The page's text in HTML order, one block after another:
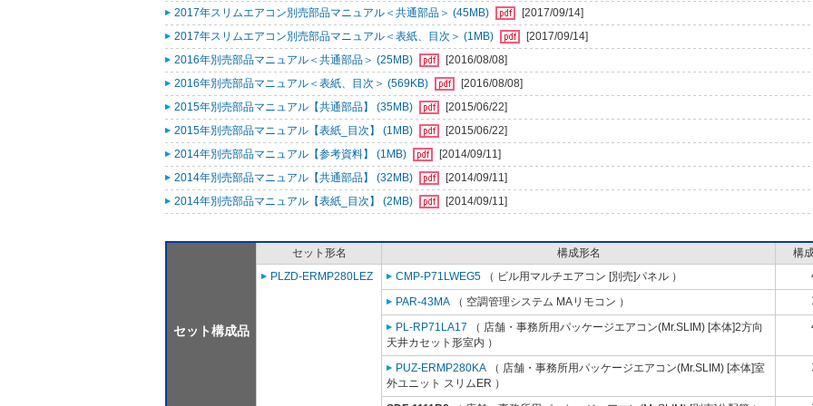
2017年スリムエアコン別売部品マニュアル＜共通部品＞ (45MB)
[2017/09/14]
2017年スリムエアコン別売部品マニュアル＜表紙、目次＞ (1MB)
[2017/09/14]
2016年別売部品マニュアル＜共通部品＞ (25MB)
[2016/08/08]
2016年別売部品マニュアル＜表紙、目次＞ (569KB)
[2016/08/08]
2015年別売部品マニュアル【共通部品】 (35MB)
[2015/06/22]
2015年別売部品マニュアル【表紙_目次】 (1MB)
[2015/06/22]
2014年別売部品マニュアル【参考資料】 (1MB)
[2014/09/11]
2014年別売部品マニュアル【共通部品】 (32MB)
[2014/09/11]
2014年別売部品マニュアル【表紙_目次】 (2MB)
[2014/09/11]
セット構成品
セット形名 構成形名
構
PLZD-ERMP280LEZ
CMP-P71LWEG5 （ ビル用マルチエアコン [別売]パネル ）
PAR-43MA （ 空調管理システム MAリモコン ）
PL-RP71LA17 （ 店舗・事務所用パッケージエアコン(Mr.SLIM) [本体]2方向
天井カセット形室内 ）
PUZ-ERMP280KA （ 店舗・事務所用パッケージエアコン(Mr.SLIM) [本体]室
外ユニット スリムER ）